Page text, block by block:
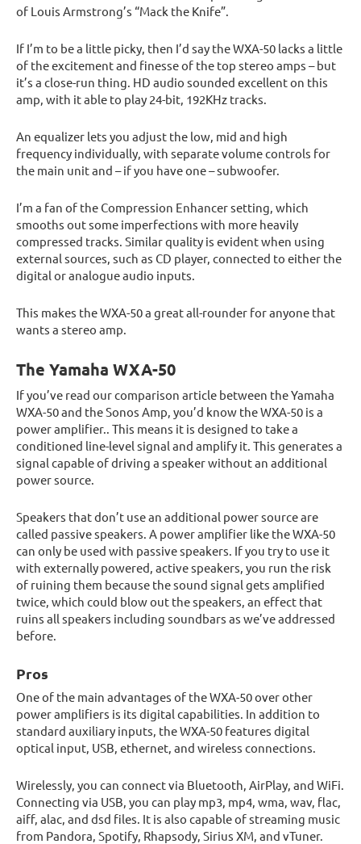
of Louis Armstrong’s “Mack the Knife”.
If I’m to be a little picky, then I’d say the WXA-50 lacks a little
of the excitement and finesse of the top stereo amps – but
it’s a close-run thing. HD audio sounded excellent on this
amp, with it able to play 24-bit, 192KHz tracks.
An equalizer lets you adjust the low, mid and high
frequency individually, with separate volume controls for
the main unit and – if you have one – subwoofer.
I’m a fan of the Compression Enhancer setting, which
smooths out some imperfections with more heavily
compressed tracks. Similar quality is evident when using
external sources, such as CD player, connected to either the
digital or analogue audio inputs.
This makes the WXA-50 a great all-rounder for anyone that
wants a stereo amp.
The Yamaha WXA-50
If you’ve read our comparison article between the Yamaha
WXA-50 and the Sonos Amp, you’d know the WXA-50 is a
power amplifier.. This means it is designed to take a
conditioned line-level signal and amplify it. This generates a
signal capable of driving a speaker without an additional
power source.
Speakers that don’t use an additional power source are
called passive speakers. A power amplifier like the WXA-50
can only be used with passive speakers. If you try to use it
with externally powered, active speakers, you run the risk
of ruining them because the sound signal gets amplified
twice, which could blow out the speakers, an effect that
ruins all speakers including soundbars as we’ve addressed
before.
Pros
One of the main advantages of the WXA-50 over other
power amplifiers is its digital capabilities. In addition to
standard auxiliary inputs, the WXA-50 features digital
optical input, USB, ethernet, and wireless connections.
Wirelessly, you can connect via Bluetooth, AirPlay, and WiFi.
Connecting via USB, you can play mp3, mp4, wma, wav, flac,
aiff, alac, and dsd files. It is also capable of streaming music
from Pandora, Spotify, Rhapsody, Sirius XM, and vTuner.